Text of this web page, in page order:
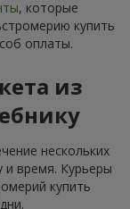
, которые
купить
оплаты.
из
нескольких
и время. Курьеры
купить